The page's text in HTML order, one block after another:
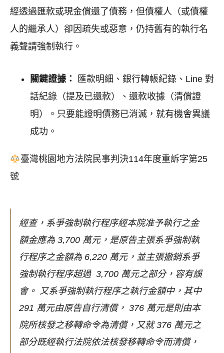
經透過匯款或現金償還了債務，但債權人（或債權
人的繼承人）卻因疏失或惡意，仍持舊有的執行名
義聲請強制執行。
關鍵證據：
匯款明細、銀行轉帳紀錄、Line 對
話紀錄（提及已還款）、還款收據（清償證
明）。只要能證明債務已消滅，就有機會異議
成功。
臺灣桃園地方法院民事判決114年度重訴字第25
號
經查，系爭強制執行程序經本院准予執行之金
額金應為 3,700 萬元，是原告主張系爭強制執
行程序之金額為 6,220 萬元，並主張撤銷系爭
強制執行程序超過 3,700 萬元之部分，容有誤
會。
又系爭強制執行程序之執行金額中，其中
291 萬元由原告自行清償， 376 萬元是則由本
院所核發之移轉命令為清償，又就 376 萬元之
部分既經執行法院依法核發移轉命令而清償，